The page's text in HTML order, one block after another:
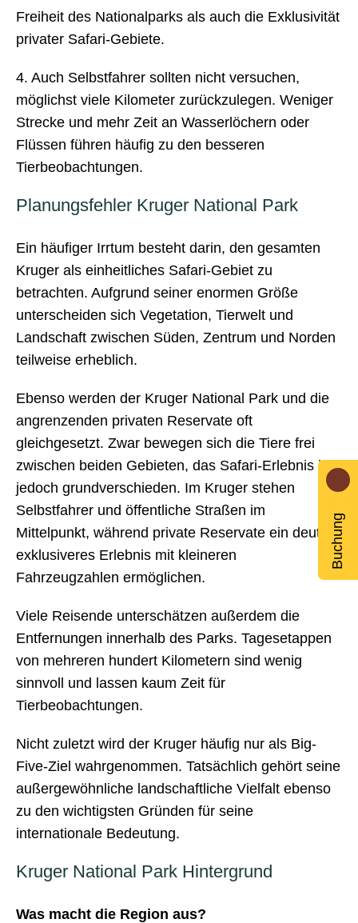
Freiheit des Nationalparks als auch die Exklusivität
privater Safari-Gebiete.
4. Auch Selbstfahrer sollten nicht versuchen,
möglichst viele Kilometer zurückzulegen. Weniger
Strecke und mehr Zeit an Wasserlöchern oder
Flüssen führen häufig zu den besseren
Tierbeobachtungen.
Planungsfehler Kruger National Park
Ein häufiger Irrtum besteht darin, den gesamten
Kruger als einheitliches Safari-Gebiet zu
betrachten. Aufgrund seiner enormen Größe
unterscheiden sich Vegetation, Tierwelt und
Landschaft zwischen Süden, Zentrum und Norden
teilweise erheblich.
Ebenso werden der Kruger National Park und die
angrenzenden privaten Reservate oft
gleichgesetzt. Zwar bewegen sich die Tiere frei
zwischen beiden Gebieten, das Safari-Erlebnis ist
jedoch grundverschieden. Im Kruger stehen
Selbstfahrer und öffentliche Straßen im
Mittelpunkt, während private Reservate ein deutlich
exklusiveres Erlebnis mit kleineren
Fahrzeugzahlen ermöglichen.
Viele Reisende unterschätzen außerdem die
Entfernungen innerhalb des Parks. Tagesetappen
von mehreren hundert Kilometern sind wenig
sinnvoll und lassen kaum Zeit für
Tierbeobachtungen.
Nicht zuletzt wird der Kruger häufig nur als Big-
Five-Ziel wahrgenommen. Tatsächlich gehört seine
außergewöhnliche landschaftliche Vielfalt ebenso
zu den wichtigsten Gründen für seine
internationale Bedeutung.
Kruger National Park Hintergrund
Was macht die Region aus?
Buchung